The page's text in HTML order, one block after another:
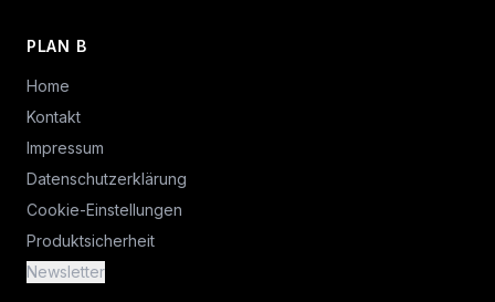
PLAN B
Home
Kontakt
Impressum
Datenschutzerklärung
Cookie-Einstellungen
Produktsicherheit
Newsletter